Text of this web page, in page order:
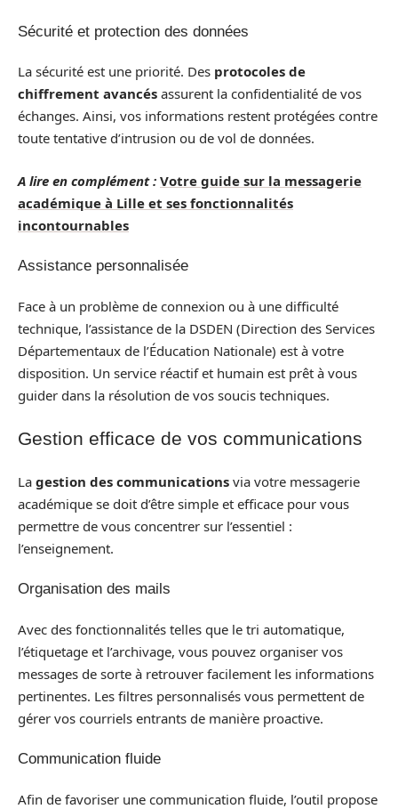
Sécurité et protection des données
La sécurité est une priorité. Des protocoles de
chiffrement avancés assurent la confidentialité de vos
échanges. Ainsi, vos informations restent protégées contre
toute tentative d’intrusion ou de vol de données.
A lire en complément : Votre guide sur la messagerie
académique à Lille et ses fonctionnalités
incontournables
Assistance personnalisée
Face à un problème de connexion ou à une difficulté
technique, l’assistance de la DSDEN (Direction des Services
Départementaux de l’Éducation Nationale) est à votre
disposition. Un service réactif et humain est prêt à vous
guider dans la résolution de vos soucis techniques.
Gestion efficace de vos communications
La gestion des communications via votre messagerie
académique se doit d’être simple et efficace pour vous
permettre de vous concentrer sur l’essentiel :
l’enseignement.
Organisation des mails
Avec des fonctionnalités telles que le tri automatique,
l’étiquetage et l’archivage, vous pouvez organiser vos
messages de sorte à retrouver facilement les informations
pertinentes. Les filtres personnalisés vous permettent de
gérer vos courriels entrants de manière proactive.
Communication fluide
Afin de favoriser une communication fluide, l’outil propose